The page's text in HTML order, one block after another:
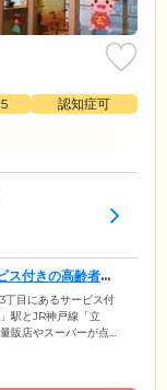
認知症可
ス付きの高齢者向
丁目にあるサービス付
駅とJR神戸線「立
販店やスーパーが点
り。ご入居者様の居